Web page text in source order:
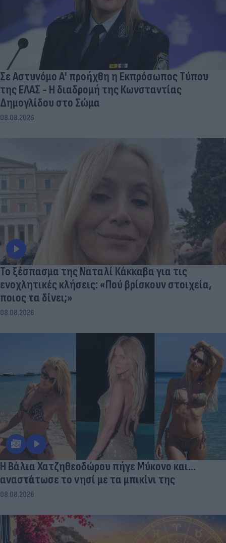
Σε Αστυνόμο Α' προήχθη η Εκπρόσωπος Τύπου
της ΕΛΑΣ - Η διαδρομή της Κωνσταντίας
Δημογλίδου στο Σώμα
08.08.2026
Το ξέσπασμα της Ναταλί Κάκκαβα για τις
ενοχλητικές κλήσεις: «Πού βρίσκουν στοιχεία,
ποιος τα δίνει;»
08.08.2026
Η Βάλια Χατζηθεοδώρου πήγε Μύκονο και...
αναστάτωσε το νησί με τα μπικίνι της
08.08.2026